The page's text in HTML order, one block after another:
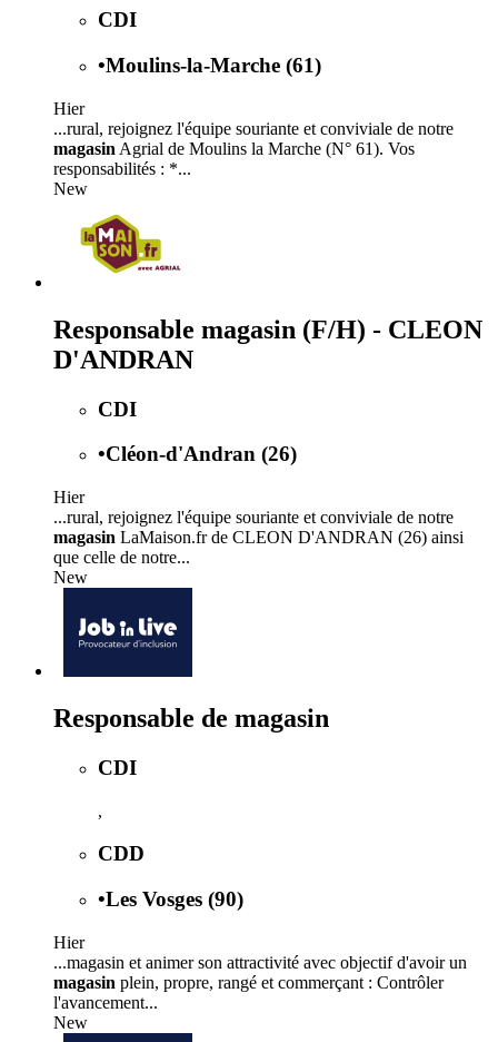
CDI
•Moulins-la-Marche (61)
Hier
...rural, rejoignez l'équipe souriante et conviviale de notre
magasin Agrial de Moulins la Marche (N° 61). Vos
responsabilités : *...
New
Responsable magasin (F/H) - CLEON
D'ANDRAN
CDI
•Cléon-d'Andran (26)
Hier
...rural, rejoignez l'équipe souriante et conviviale de notre
magasin LaMaison.fr de CLEON D'ANDRAN (26) ainsi
que celle de notre...
New
Responsable de magasin
CDI
,
CDD
•Les Vosges (90)
Hier
...magasin et animer son attractivité avec objectif d'avoir un
magasin plein, propre, rangé et commerçant : Contrôler
l'avancement...
New